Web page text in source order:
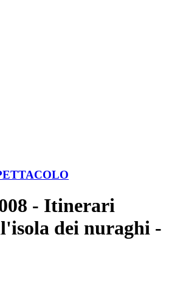
- Itinerari
dei nuraghi -